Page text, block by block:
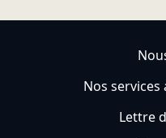
Nos
Lettre